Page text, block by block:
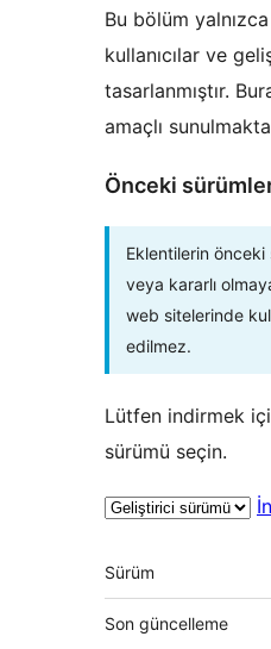
Bu bölüm
kullanıcılar ve
tasarlanmıştır.
amaçlı
Önceki
Eklentilerin
veya kararlı
web sitelerinde
edilmez.
Lütfen indirmek
sürümü seçin.
Meta
Sürüm
Son güncelleme